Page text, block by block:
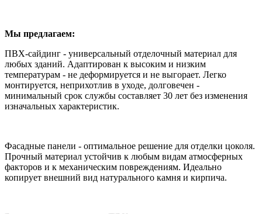
Мы предлагаем:
ПВХ-сайдинг - универсальный отделочный материал для
любых зданий. Адаптирован к высоким и низким
температурам - не деформируется и не выгорает. Легко
монтируется, неприхотлив в уходе, долговечен -
минимальный срок службы составляет 30 лет без изменения
изначальных характеристик.
Фасадные панели - оптимальное решение для отделки цоколя.
Прочный материал устойчив к любым видам атмосферных
факторов и к механическим повреждениям. Идеально
копирует внешний вид натурального камня и кирпича.